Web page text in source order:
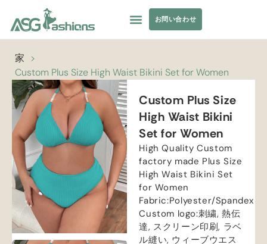
お問い合わせ
家 >
Custom Plus Size High Waist Bikini Set for Women
Custom Plus Size
High Waist Bikini
Set for Women
High Quality Custom
factory made Plus Size
High Waist Bikini Set
for Women
Fabric:Polyester/Spandex
Custom logo:刺繍, 熱伝
達, スクリーン印刷, ラベ
ル縫い, ウィーブウエス